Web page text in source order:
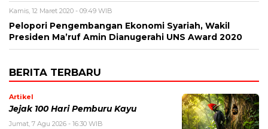
Kamis, 12 Maret 2020 - 09:49 WIB
Pelopori Pengembangan Ekonomi Syariah, Wakil
Presiden Ma’ruf Amin Dianugerahi UNS Award 2020
BERITA TERBARU
Artikel
Jejak 100 Hari Pemburu Kayu
Jumat, 7 Agu 2026 - 16:30 WIB